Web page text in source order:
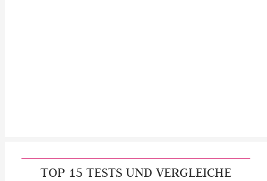
TOP 15 TESTS UND VERGLEICHE